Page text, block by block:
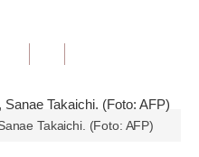
Takaichi. (Foto: AFP)